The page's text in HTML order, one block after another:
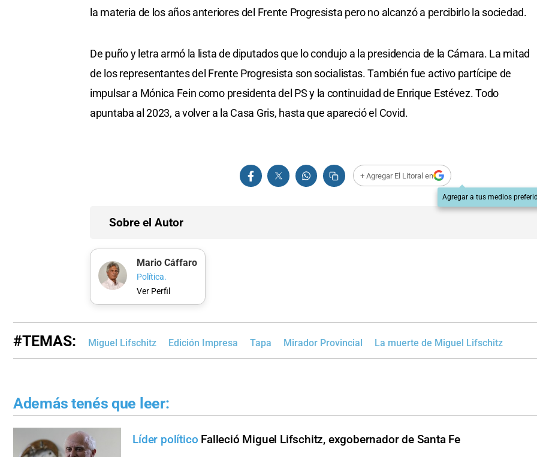
la materia de los años anteriores del Frente Progresista pero no alcanzó a percibirlo la sociedad.
De puño y letra armó la lista de diputados que lo condujo a la presidencia de la Cámara. La mitad
de los representantes del Frente Progresista son socialistas. También fue activo partícipe de
impulsar a Mónica Fein como presidenta del PS y la continuidad de Enrique Estévez. Todo
apuntaba al 2023, a volver a la Casa Gris, hasta que apareció el Covid.
+ Agregar El Litoral en
Agregar a tus medios
Sobre el Autor
Mario Cáffaro
Política.
Ver Perfil
#TEMAS: Miguel Lifschitz Edición Impresa Tapa Mirador Provincial La muerte de Miguel Lifschitz
Además tenés que leer:
Líder político Falleció Miguel Lifschitz, exgobernador de Santa Fe